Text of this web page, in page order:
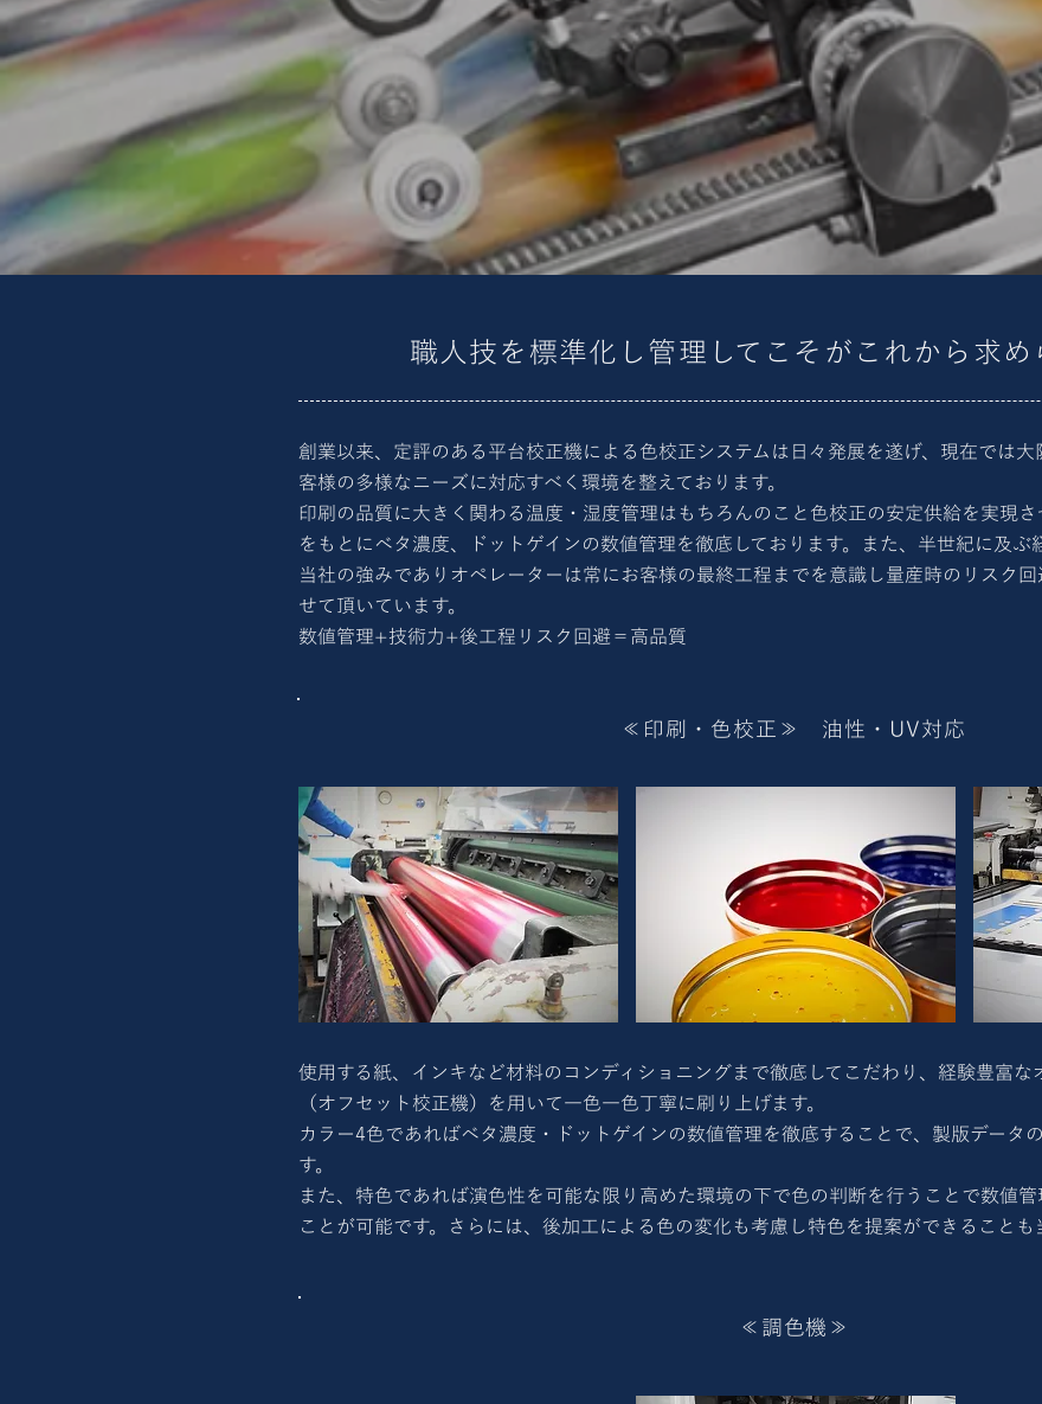
職人技を標準化し管理してこそがこれから求め
創業以来、定評のある平台校正機による色校正システムは日々発展を遂げ、現在では
客様の多様なニーズに対応すべく環境を整えております。
印刷の品質に大きく関わる温度・湿度管理はもちろんのこと色校正の安定供給を実現
をもとにベタ濃度、ドットゲインの数値管理を徹底しております。また、半世紀に及ぶ
当社の強みでありオペレーターは常にお客様の最終工程までを意識し量産時のリスク
せて頂いています。
数値管理+技術力+後工程リスク回避＝高品質
≪印刷・色校正≫ 油性・UV対応
使用する紙、インキなど材料のコンディショニングまで徹底してこだわり、経験豊富な
（オフセット校正機）を用いて一色一色丁寧に刷り上げます。
カラー4色であればベタ濃度・ドットゲインの数値管理を徹底することで、製版データ
す。
また、特色であれば演色性を可能な限り高めた環境の下で色の判断を行うことで数値
ことが可能です。さらには、後加工による色の変化も考慮し特色を提案ができることも
≪調色機≫